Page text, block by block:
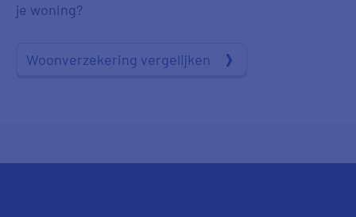
je woning?
Woonverzekering vergelijken